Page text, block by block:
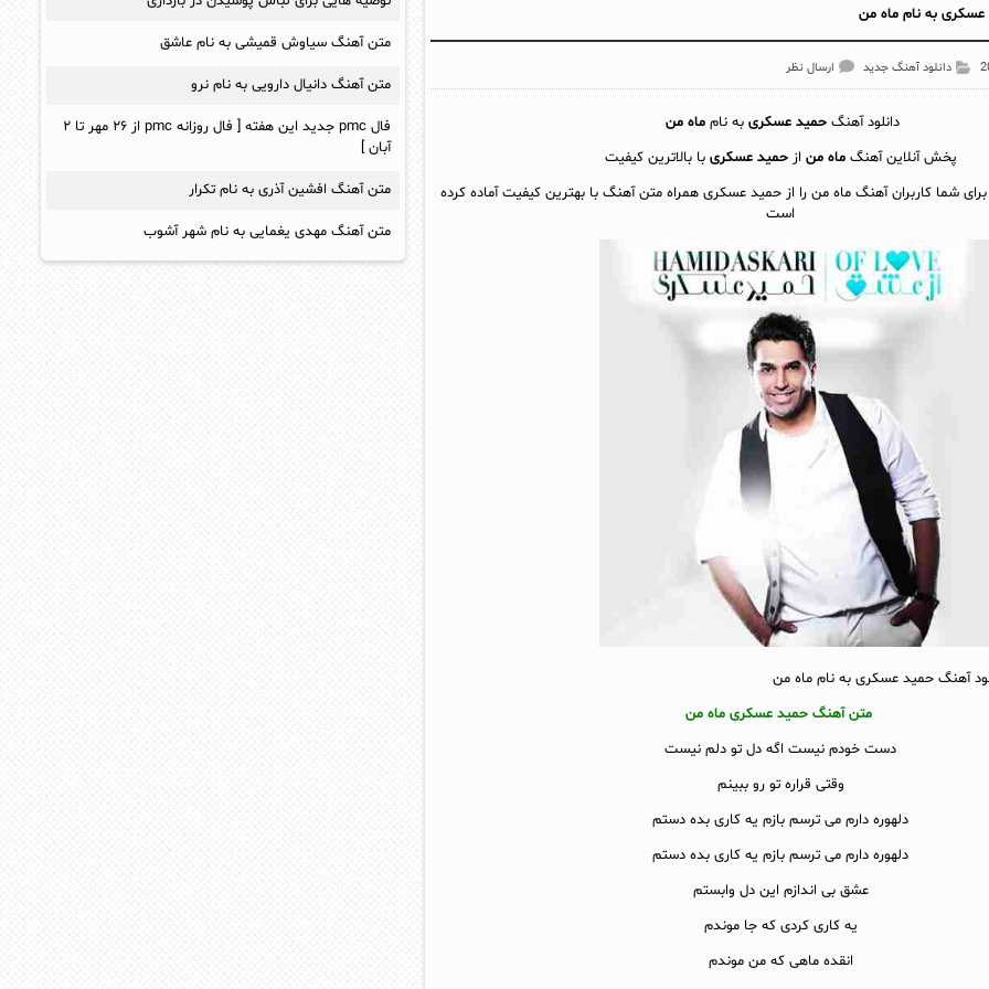
به نام ماه من
دانلود آهنگ جدید ارسال نظر
دانلود آهنگ حمید عسکری به نام ماه من
پخش آنلاين آهنگماه من ازحمید عسکری با بالاترین کیفیت
شما کاربران آهنگ ماه من را از حمید عسکری همراه متن آهنگ با بهترین کیفیت آماده کرده
است
آهنگ حمید عسکری به نام ماه من
متن آهنگ حمید عسکری ماه من
دست خودم نیست اگه دل تو دلم نیست
وقتی قراره تو رو ببینم
دلهوره دارم می ترسم بازم یه کاری بده دستم
دلهوره دارم می ترسم بازم یه کاری بده دستم
عشق بی اندازم این دل وابستم
یه کاری کردی که جا موندم
انقده ماهی که من موندم
متن آهنگ سیاوش قمیشی به نام عاشق
متن آهنگ دانیال دارویی به نام نرو
فال pmc جدید این هفته [ فال روزانه pmc از ۲۶ مهر تا ۲
آبان ]
متن آهنگ افشین آذری به نام تکرار
متن آهنگ مهدی یغمایی به نام شهر آشوب